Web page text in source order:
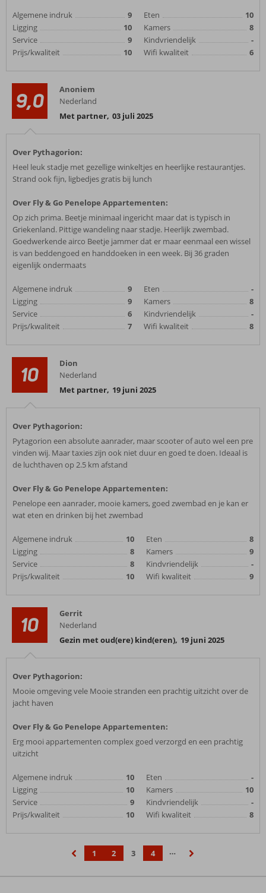
Algemene indruk
9
Ligging
10
Service
9
Prijs/kwaliteit
10
Eten
10
Kamers
8
Kindvriendelijk
-
Wifi kwaliteit
6
9,0
Anoniem
Nederland
Met partner, 03 juli 2025
Over Pythagorion:
Heel leuk stadje met gezellige winkeltjes en heerlijke restaurantjes.
Strand ook fijn, ligbedjes gratis bij lunch
Over Fly & Go Penelope Appartementen:
Op zich prima. Beetje minimaal ingericht maar dat is typisch in
Griekenland. Pittige wandeling naar stadje. Heerlijk zwembad.
Goedwerkende airco Beetje jammer dat er maar eenmaal een wissel
is van beddengoed en handdoeken in een week. Bij 36 graden
eigenlijk ondermaats
Algemene indruk
9
Ligging
9
Service
6
Prijs/kwaliteit
7
Eten
-
Kamers
8
Kindvriendelijk
-
Wifi kwaliteit
8
10
Dion
Nederland
Met partner, 19 juni 2025
Over Pythagorion:
Pytagorion een absolute aanrader, maar scooter of auto wel een pre
vinden wij. Maar taxies zijn ook niet duur en goed te doen. Ideaal is
de luchthaven op 2.5 km afstand
Over Fly & Go Penelope Appartementen:
Penelope een aanrader, mooie kamers, goed zwembad en je kan er
wat eten en drinken bij het zwembad
Algemene indruk
10
Ligging
8
Service
8
Prijs/kwaliteit
10
Eten
8
Kamers
9
Kindvriendelijk
-
Wifi kwaliteit
9
10
Gerrit
Nederland
Gezin met oud(ere) kind(eren), 19 juni 2025
Over Pythagorion:
Mooie omgeving vele Mooie stranden een prachtig uitzicht over de
jacht haven
Over Fly & Go Penelope Appartementen:
Erg mooi appartementen complex goed verzorgd en een prachtig
uitzicht
Algemene indruk
10
Ligging
10
Service
9
Prijs/kwaliteit
10
Eten
-
Kamers
10
Kindvriendelijk
-
Wifi kwaliteit
8
1 2 3 4
…